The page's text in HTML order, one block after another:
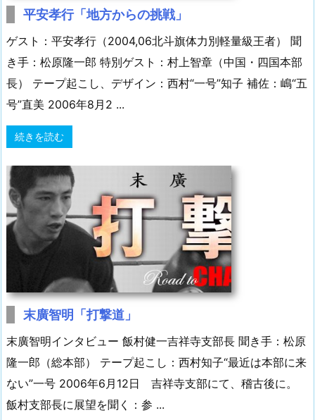
平安孝行「地方からの挑戦」
ゲスト：平安孝行（2004,06北斗旗体力別軽量級王者） 聞
き手：松原隆一郎 特別ゲスト：村上智章（中国・四国本部
長） テープ起こし、デザイン：西村“一号”知子 補佐：嶋“五
号”直美 2006年8月2 ...
続きを読む
末廣智明「打撃道」
末廣智明インタビュー 飯村健一吉祥寺支部長 聞き手：松原
隆一郎（総本部） テープ起こし：西村知子“最近は本部に来
ない”一号 2006年6月12日 吉祥寺支部にて、稽古後に。
飯村支部長に展望を聞く：参 ...